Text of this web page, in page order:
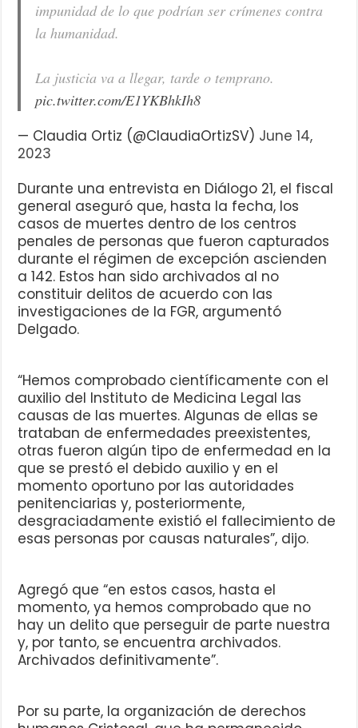
impunidad de lo que podrían ser crímenes contra
la humanidad.
La justicia va a llegar, tarde o temprano.
pic.twitter.com/E1YKBhkIh8
— Claudia Ortiz (@ClaudiaOrtizSV) June 14,
2023
Durante una entrevista en Diálogo 21, el fiscal
general aseguró que, hasta la fecha, los
casos de muertes dentro de los centros
penales de personas que fueron capturados
durante el régimen de excepción ascienden
a 142. Estos han sido archivados al no
constituir delitos de acuerdo con las
investigaciones de la FGR, argumentó
Delgado.
“Hemos comprobado científicamente con el
auxilio del Instituto de Medicina Legal las
causas de las muertes. Algunas de ellas se
trataban de enfermedades preexistentes,
otras fueron algún tipo de enfermedad en la
que se prestó el debido auxilio y en el
momento oportuno por las autoridades
penitenciarias y, posteriormente,
desgraciadamente existió el fallecimiento de
esas personas por causas naturales”, dijo.
Agregó que “en estos casos, hasta el
momento, ya hemos comprobado que no
hay un delito que perseguir de parte nuestra
y, por tanto, se encuentra archivados.
Archivados definitivamente”.
Por su parte, la organización de derechos